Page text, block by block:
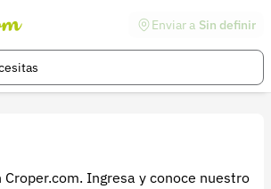
Enviar a Sin definir
Croper.com. Ingresa y conoce nuestro